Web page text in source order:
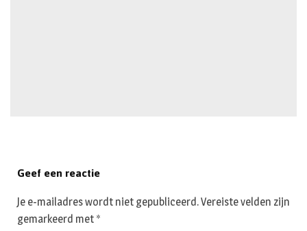
Geef een reactie
Je e-mailadres wordt niet gepubliceerd.Vereiste velden zijn
gemarkeerd met *